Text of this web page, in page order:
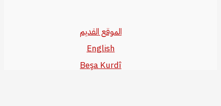
الموقع القديم
English
Beşa Kurdî